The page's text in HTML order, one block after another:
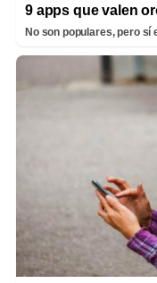
9 apps que valen
No son populares, pero